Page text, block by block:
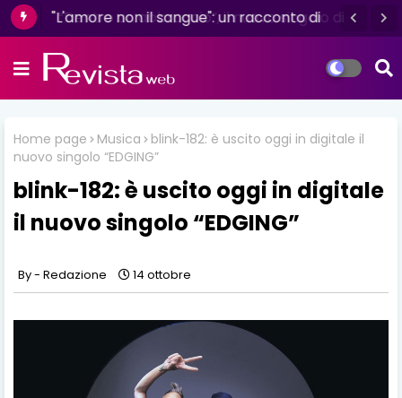
"L'amore non il sangue": un racconto di
Luisa D'Amico
Home page Musica
blink-182: è uscito oggi in digitale il
nuovo singolo “EDGING”
blink-182: è uscito oggi in digitale
il nuovo singolo “EDGING”
Redazione 14 ottobre